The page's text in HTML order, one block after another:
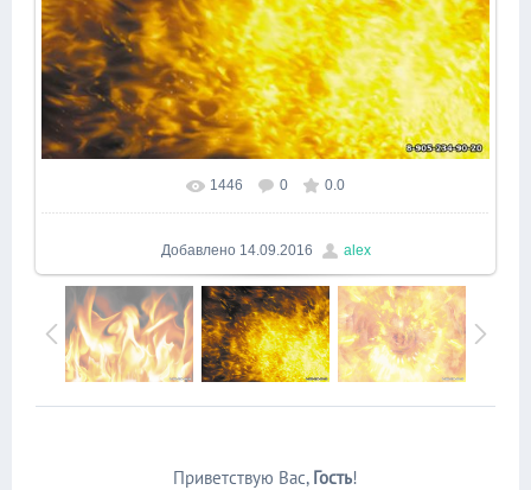
В реальном размере 640x480
1446 0 0.0
Добавлено 14.09.2016 alex
Приветствую Вас, Гость!